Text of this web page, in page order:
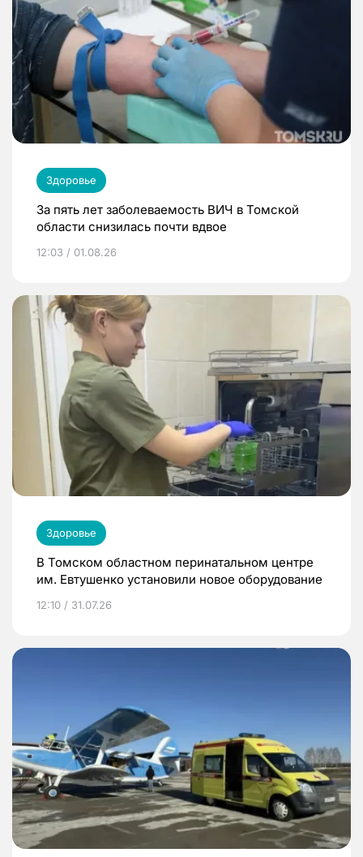
Здоровье
За пять лет заболеваемость ВИЧ в Томской
области снизилась почти вдвое
12:03 / 01.08.26
Здоровье
В Томском областном перинатальном центре
им. Евтушенко установили новое оборудование
12:10 / 31.07.26